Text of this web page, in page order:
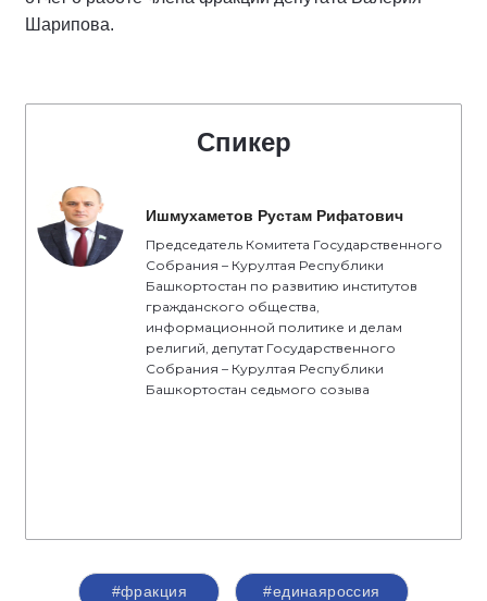
Шарипова.
Спикер
Ишмухаметов Рустам Рифатович
Председатель Комитета Государственного
Собрания – Курултая Республики
Башкортостан по развитию институтов
гражданского общества,
информационной политике и делам
религий, депутат Государственного
Собрания – Курултая Республики
Башкортостан седьмого созыва
#фракция #единаяроссия